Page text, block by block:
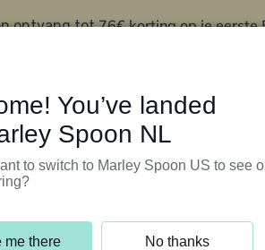
ontvang tot76€ korting op je eerste
You’ve landed
Spoon NL
to switch to Marley Spoon US to see
me there No thanks